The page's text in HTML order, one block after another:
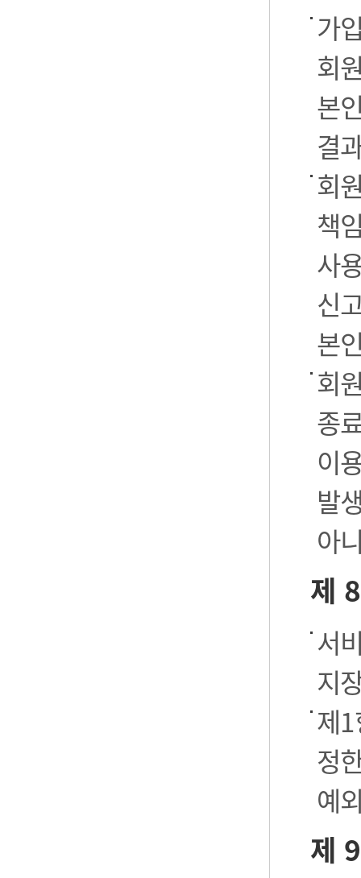
가
회
본
결
회
책
사
신
본
회
종
이
발
아
제
서
지
제
정
예
제